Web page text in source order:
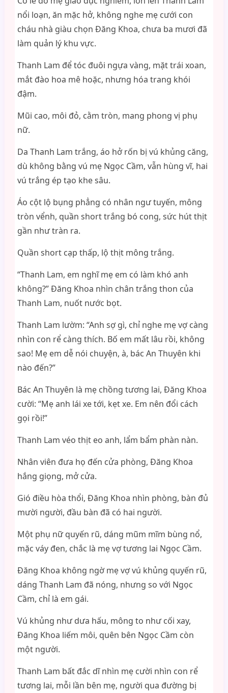
nổi loạn, ăn mặc hở, không nghe mẹ cưới con
cháu nhà giàu chọn Đăng Khoa, chưa ba mươi đã
làm quản lý khu vực.
Thanh Lam để tóc đuôi ngựa vàng, mặt trái xoan,
mắt đào hoa mê hoặc, nhưng hóa trang khói
đậm.
Mũi cao, môi đỏ, cằm tròn, mang phong vị phụ
nữ.
Da Thanh Lam trắng, áo hở rốn bị vú khủng căng,
dù không bằng vú mẹ Ngọc Cầm, vẫn hùng vĩ, hai
vú trắng ép tạo khe sâu.
Áo cột lộ bụng phẳng có nhân ngư tuyến, mông
tròn vểnh, quần short trắng bó cong, sức hút thịt
gần như tràn ra.
Quần short cạp thấp, lộ thịt mông trắng.
“Thanh Lam, em nghĩ mẹ em có làm khó anh
không?” Đăng Khoa nhìn chân trắng thon của
Thanh Lam, nuốt nước bọt.
Thanh Lam lườm: “Anh sợ gì, chỉ nghe mẹ vợ càng
nhìn con rể càng thích. Bố em mất lâu rồi, không
sao! Mẹ em dễ nói chuyện, à, bác An Thuyên khi
nào đến?”
Bác An Thuyên là mẹ chồng tương lai, Đăng Khoa
cười: “Mẹ anh lái xe tới, kẹt xe. Em nên đổi cách
gọi rồi!”
Thanh Lam véo thịt eo anh, lẩm bẩm phàn nàn.
Nhân viên đưa họ đến cửa phòng, Đăng Khoa
hắng giọng, mở cửa.
Gió điều hòa thổi, Đăng Khoa nhìn phòng, bàn đủ
mười người, đầu bàn đã có hai người.
Một phụ nữ quyến rũ, dáng mũm mĩm bùng nổ,
mặc váy đen, chắc là mẹ vợ tương lai Ngọc Cầm.
Đăng Khoa không ngờ mẹ vợ vú khủng quyến rũ,
dáng Thanh Lam đã nóng, nhưng so với Ngọc
Cầm, chỉ là em gái.
Vú khủng như dưa hấu, mông to như cối xay,
Đăng Khoa liếm môi, quên bên Ngọc Cầm còn
một người.
Thanh Lam bất đắc dĩ nhìn mẹ cười nhìn con rể
tương lai, mỗi lần bên mẹ, người qua đường bị